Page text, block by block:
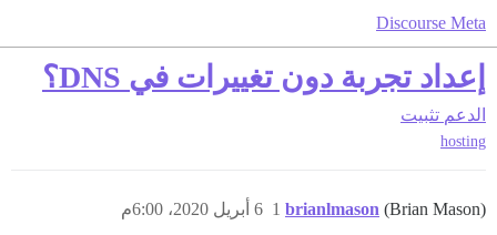
Discourse Meta
إعداد تجربة دون تغييرات في DNS؟
الدعم تثبيت
hosting
brianlmason (Brian Mason) 6 أبريل 2020، 6:00م 1